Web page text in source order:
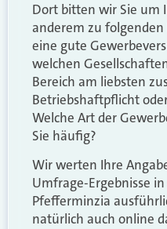
Dort bitten wir Sie um
anderem zu folgenden
eine gute
welchen
Bereich am liebsten
Betriebshaftpflicht
Welche Art der
Sie häufig?
Wir werten Ihre
Umfrage-Ergebnisse
Pfefferminzia
natürlich auch online